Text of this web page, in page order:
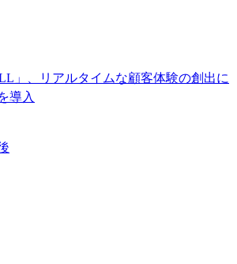
」、リアルタイムな顧客体験の創出に
導入